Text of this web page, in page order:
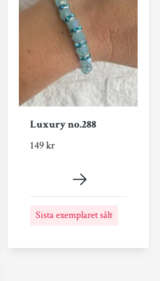
Luxury no.288
149 kr
Sista exemplaret sålt